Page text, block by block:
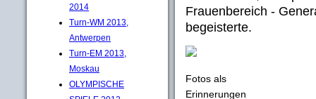
2014
Turn-WM 2013,
Antwerpen
Turn-EM 2013,
Moskau
OLYMPISCHE
Frauenbereich -
begeisterte.
Fotos als
Erinnerungen